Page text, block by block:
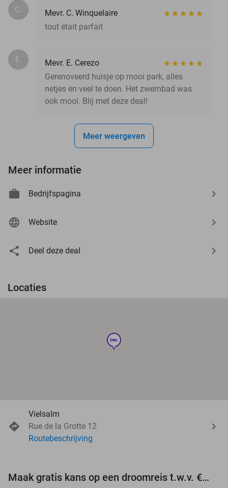
C.
Mevr. C. Winquelaire
tout était parfait
E.
Mevr. E. Cerezo
Gerenoveerd huisje op mooi park, alles
netjes en veel te doen. Het zwembad was
ook mooi. Blij met deze deal!
Meer weergeven
Meer informatie
Bedrijfspagina
Website
Deel deze deal
Locaties
hotel
Vielsalm
Rue de la Grotte 12
Routebeschrijving
Maak gratis kans op een droomreis t.w.v. €3.000!